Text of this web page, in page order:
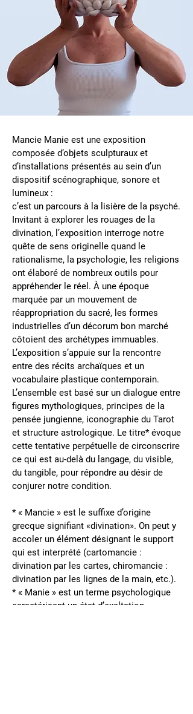
Mancie Manie est une exposition
composée d’objets sculpturaux et
d’installations présentés au sein d’un
dispositif scénographique, sonore et
lumineux :
c’est un parcours à la lisière de la psyché.
Invitant à explorer les rouages de la
divination, l’exposition interroge notre
quête de sens originelle quand le
rationalisme, la psychologie, les religions
ont élaboré de nombreux outils pour
appréhender le réel. À une époque
marquée par un mouvement de
réappropriation du sacré, les formes
industrielles d’un décorum bon marché
côtoient des archétypes immuables.
L’exposition s’appuie sur la rencontre
entre des récits archaïques et un
vocabulaire plastique contemporain.
L’ensemble est basé sur un dialogue entre
figures mythologiques, principes de la
pensée jungienne, iconographie du Tarot
et structure astrologique. Le titre* évoque
cette tentative perpétuelle de circonscrire
ce qui est au-delà du langage, du visible,
du tangible, pour répondre au désir de
conjurer notre condition.
* « Mancie » est le suffixe d’origine
grecque signifiant «divination». On peut y
accoler un élément désignant le support
qui est interprété (cartomancie :
divination par les cartes, chiromancie :
divination par les lignes de la main, etc.).
* « Manie » est un terme psychologique
caractérisant un état d’exaltation